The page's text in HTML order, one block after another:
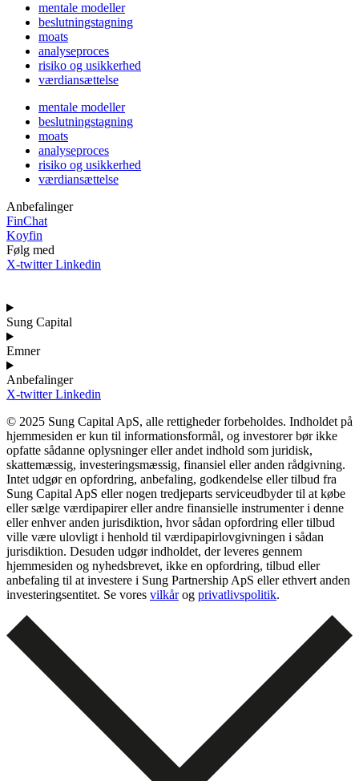
mentale modeller
beslutningstagning
moats
analyseproces
risiko og usikkerhed
værdiansættelse
mentale modeller
beslutningstagning
moats
analyseproces
risiko og usikkerhed
værdiansættelse
Anbefalinger
FinChat
Koyfin
Følg med
X-twitter Linkedin
Sung Capital
Emner
Anbefalinger
X-twitter Linkedin
© 2025 Sung Capital ApS, alle rettigheder forbeholdes. Indholdet på
hjemmesiden er kun til informationsformål, og investorer bør ikke
opfatte sådanne oplysninger eller andet indhold som juridisk,
skattemæssig, investeringsmæssig, finansiel eller anden rådgivning.
Intet udgør en opfordring, anbefaling, godkendelse eller tilbud fra
Sung Capital ApS eller nogen tredjeparts serviceudbyder til at købe
eller sælge værdipapirer eller andre finansielle instrumenter i denne
eller enhver anden jurisdiktion, hvor sådan opfordring eller tilbud
ville være ulovligt i henhold til værdipapirlovgivningen i sådan
jurisdiktion. Desuden udgør indholdet, der leveres gennem
hjemmesiden og nyhedsbrevet, ikke en opfordring, tilbud eller
anbefaling til at investere i Sung Partnership ApS eller ethvert anden
investeringsentitet. Se vores vilkårog privatlivspolitik.